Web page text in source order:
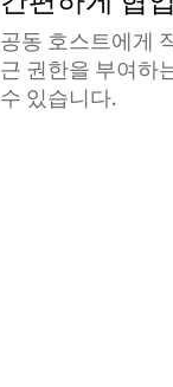
공동 호스트에게
근 권한을 부여하
수 있습니다.